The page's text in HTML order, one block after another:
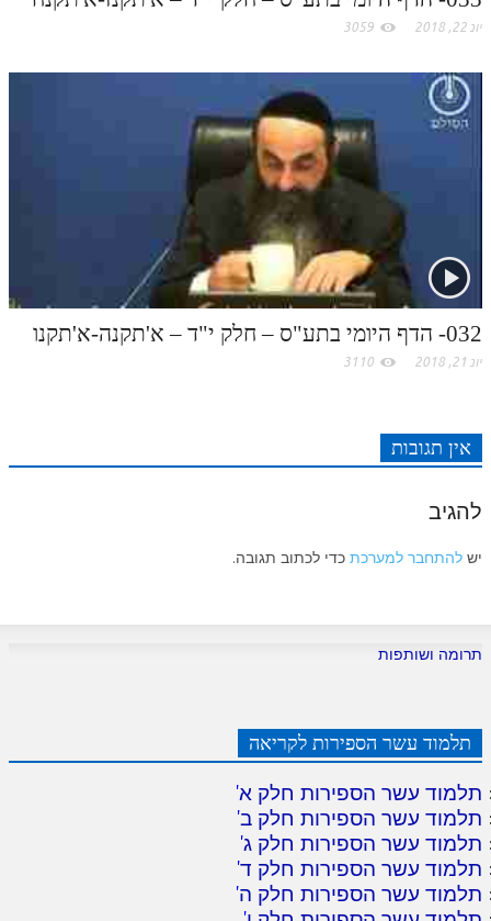
יונ 22, 2018 3059
032- הדף היומי בתע"ס – חלק י"ד – א'תקנה-א'תקנו
יונ 21, 2018 3110
אין תגובות
להגיב
יש להתחבר למערכת כדי לכתוב תגובה.
תרומה ושותפות
תלמוד עשר הספירות לקריאה
תלמוד עשר הספירות חלק א'
תלמוד עשר הספירות חלק ב'
תלמוד עשר הספירות חלק ג'
תלמוד עשר הספירות חלק ד'
תלמוד עשר הספירות חלק ה'